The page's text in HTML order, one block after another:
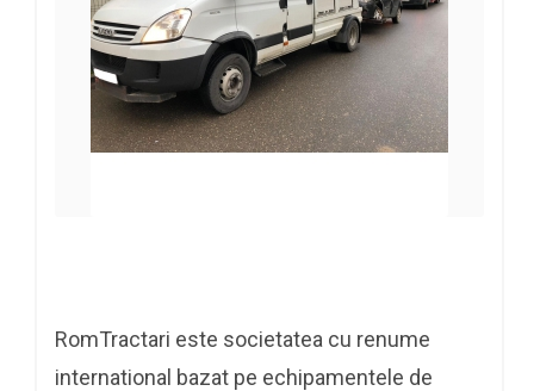
RomTractari este societatea cu renume
international bazat pe echipamentele de